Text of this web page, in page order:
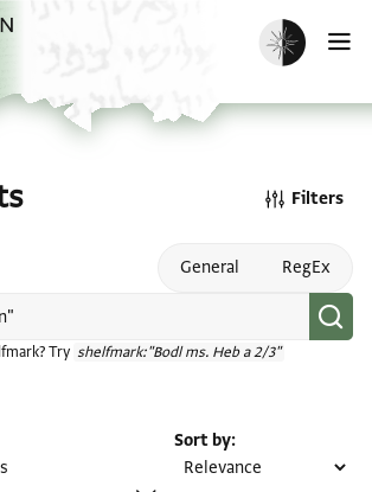
Enable dark
search mode help General RegEx
Try shelfmark:"Bodl ms. Heb a 2/3"
Filters
Sort by